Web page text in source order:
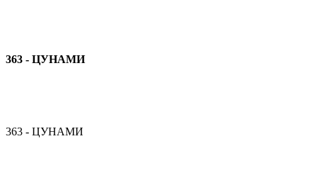
363 - ЦУНАМИ
363 - ЦУНАМИ